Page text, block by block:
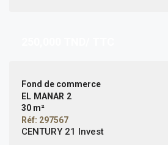
Fond de commerce
EL MANAR 2
30 m²
Réf: 297567
CENTURY 21 Invest